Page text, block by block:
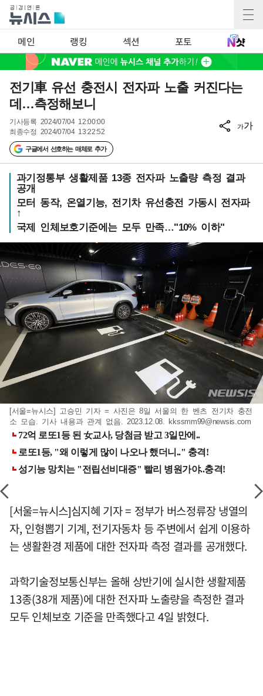
메인 랭킹 섹션 포토
전기車 유선 충전시 전자파 노출 커진다는
데…측정해보니
기사등록 2024/07/04 12:00:00
최종수정 2024/07/04 13:22:52
구글에서 선호하는 매체로 추가
가가
과기정통부 생활제품 13종 전자파 노출량 측정 결과
공개
모터 동작, 온열기능, 전기차 유선충전 가동시 전자파
↑
국제 인체보호기준에는 모두 만족…"10% 이하"
[서울=뉴시스] 고승민 기자 = 사진은 8일 서울의 한 벤츠 전기차 충전
소 모습. 기사 내용과 관계 없음. 2023.12.08. kkssmm99@newsis.com
[서울=뉴시스]심지혜 기자 = 정부가 버스정류장 냉열의
자, 인형뽑기 기계, 전기자동차 등 주변에서 쉽게 이용하
는 생활환경 제품에 대한 전자파 측정 결과를 공개했다.
과학기술정보통신부는 올해 상반기에 실시한 생활제품
13종(38개 제품)에 대한 전자파 노출량을 측정한 결과
모두 인체보호 기준을 만족했다고 4일 밝혔다.